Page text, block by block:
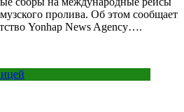
пролива. Об этом сообщает
Yonhap News Agency….